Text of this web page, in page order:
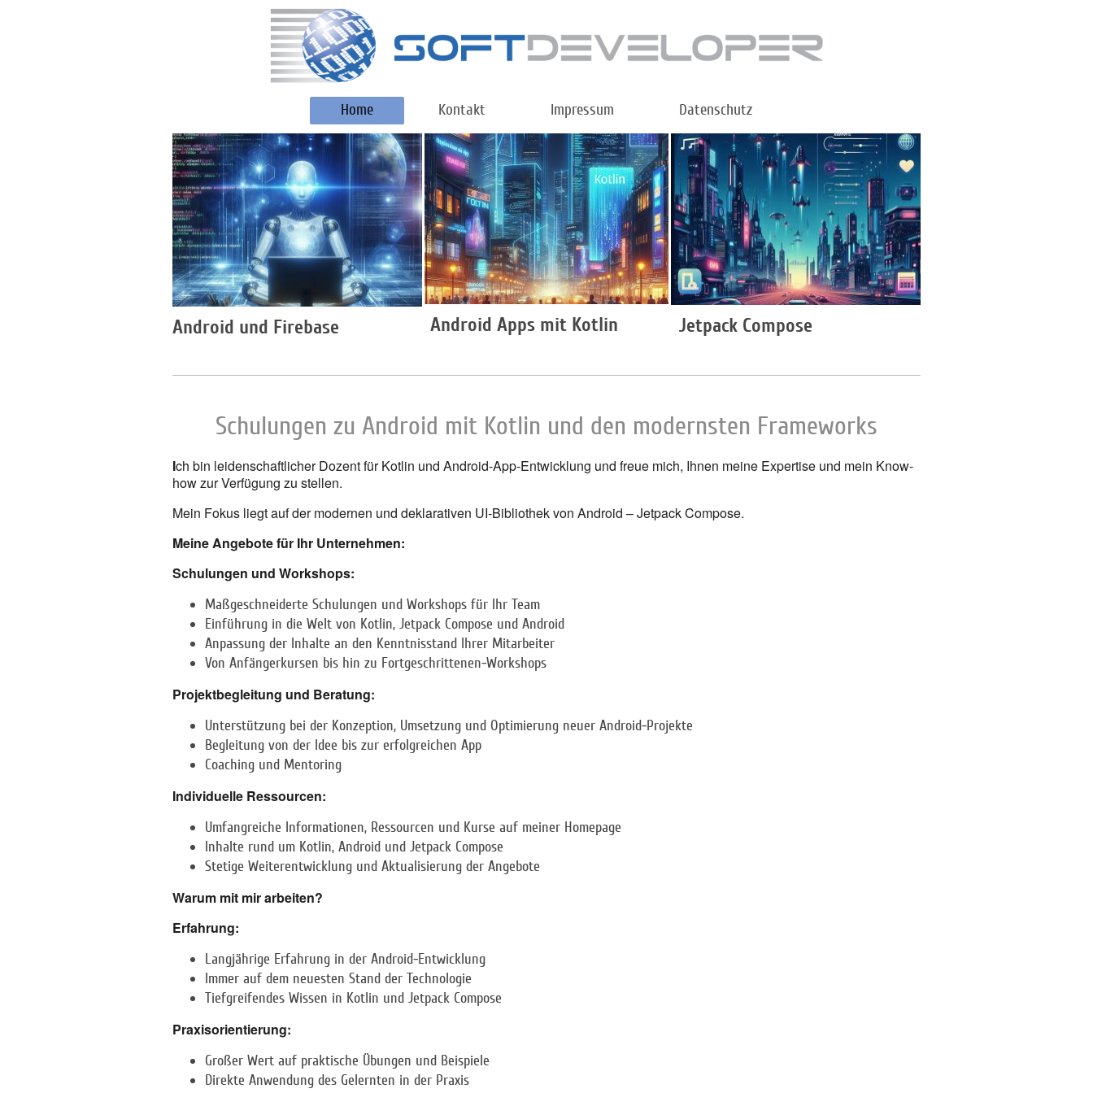
Home Kontakt Impressum Datenschutz
Android und Firebase Android Apps mit Kotlin Jetpack Compose
Schulungen zu Android mit Kotlin und den modernsten Frameworks
Ich bin leidenschaftlicher Dozent für Kotlin und Android-App-Entwicklung und freue mich, Ihnen meine Expertise und mein Know-
how zur Verfügung zu stellen.
Mein Fokus liegt auf der modernen und deklarativen UI-Bibliothek von Android – Jetpack Compose.
Meine Angebote für Ihr Unternehmen:
Schulungen und Workshops:
Maßgeschneiderte Schulungen und Workshops für Ihr Team
Einführung in die Welt von Kotlin, Jetpack Compose und Android
Anpassung der Inhalte an den Kenntnisstand Ihrer Mitarbeiter
Von Anfängerkursen bis hin zu Fortgeschrittenen-Workshops
Projektbegleitung und Beratung:
Unterstützung bei der Konzeption, Umsetzung und Optimierung neuer Android-Projekte
Begleitung von der Idee bis zur erfolgreichen App
Coaching und Mentoring
Individuelle Ressourcen:
Umfangreiche Informationen, Ressourcen und Kurse auf meiner Homepage
Inhalte rund um Kotlin, Android und Jetpack Compose
Stetige Weiterentwicklung und Aktualisierung der Angebote
Warum mit mir arbeiten?
Erfahrung:
Langjährige Erfahrung in der Android-Entwicklung
Immer auf dem neuesten Stand der Technologie
Tiefgreifendes Wissen in Kotlin und Jetpack Compose
Praxisorientierung:
Großer Wert auf praktische Übungen und Beispiele
Direkte Anwendung des Gelernten in der Praxis